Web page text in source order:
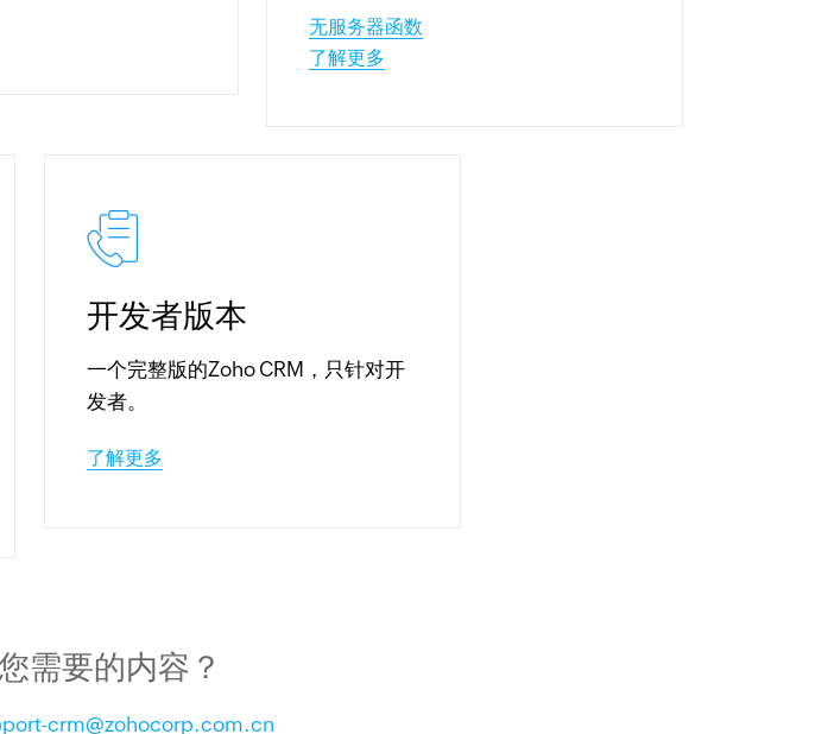
无服务器函数
了解更多
开发者版本
一个完整版的Zoho CRM，只针对开
发者。
了解更多
需要的内容？
crm@zohocorp.com.cn